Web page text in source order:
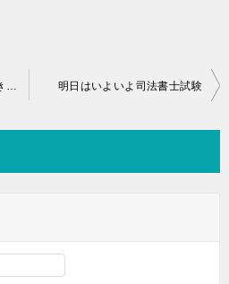
司法書士試験まであと2か月きってしまった 明日はいよいよ司法書士試験